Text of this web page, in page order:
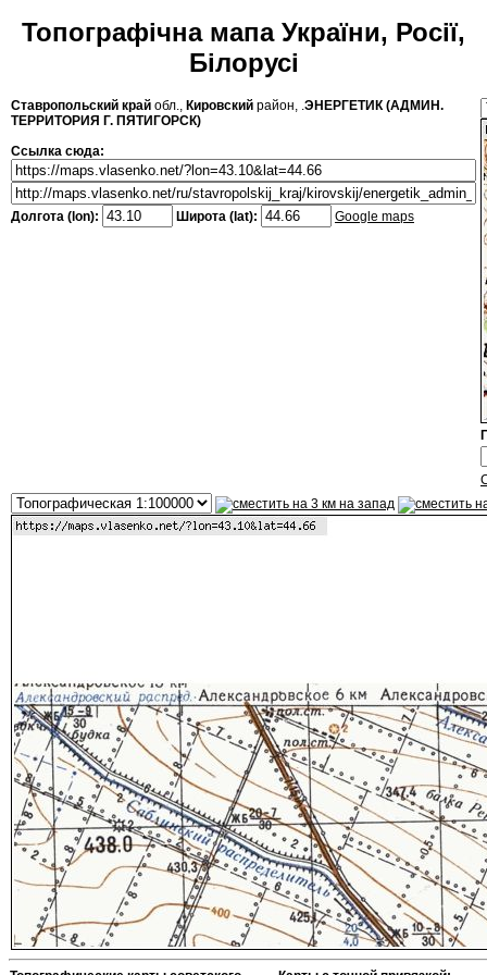
Топографічна мапа України, Росії,
Білорусі
Ставропольский край обл., Кировский район, .ЭНЕРГЕТИК (АДМИН.
ТЕРРИТОРИЯ Г. ПЯТИГОРСК)
Ссылка сюда:
Долгота (lon): Широта (lat): Google maps